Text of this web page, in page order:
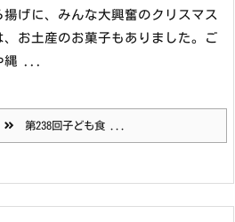
げに、みんな大興奮のクリスマス
お土産のお菓子もありました。
ご
縄 ...
第238回子ども食 ...